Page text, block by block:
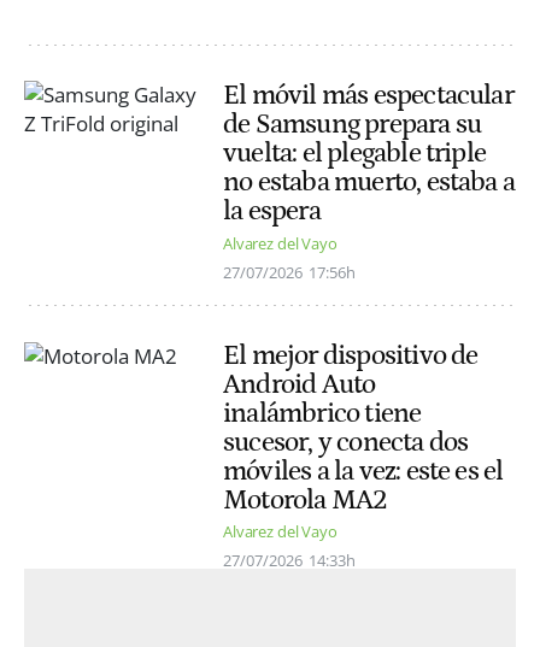
El móvil más espectacular
de Samsung prepara su
vuelta: el plegable triple
no estaba muerto, estaba a
la espera
Alvarez del Vayo
27/07/2026 17:56h
El mejor dispositivo de
Android Auto
inalámbrico tiene
sucesor, y conecta dos
móviles a la vez: este es el
Motorola MA2
Alvarez del Vayo
27/07/2026 14:33h